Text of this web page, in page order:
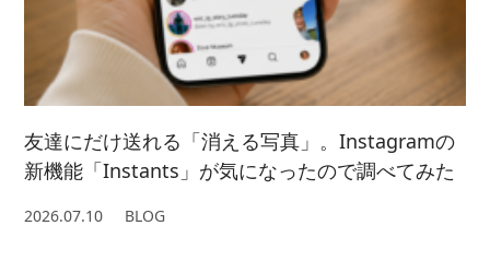
友達にだけ送れる「消える写真」。Instagramの
新機能「Instants」が気になったので調べてみた
2026.07.10 BLOG